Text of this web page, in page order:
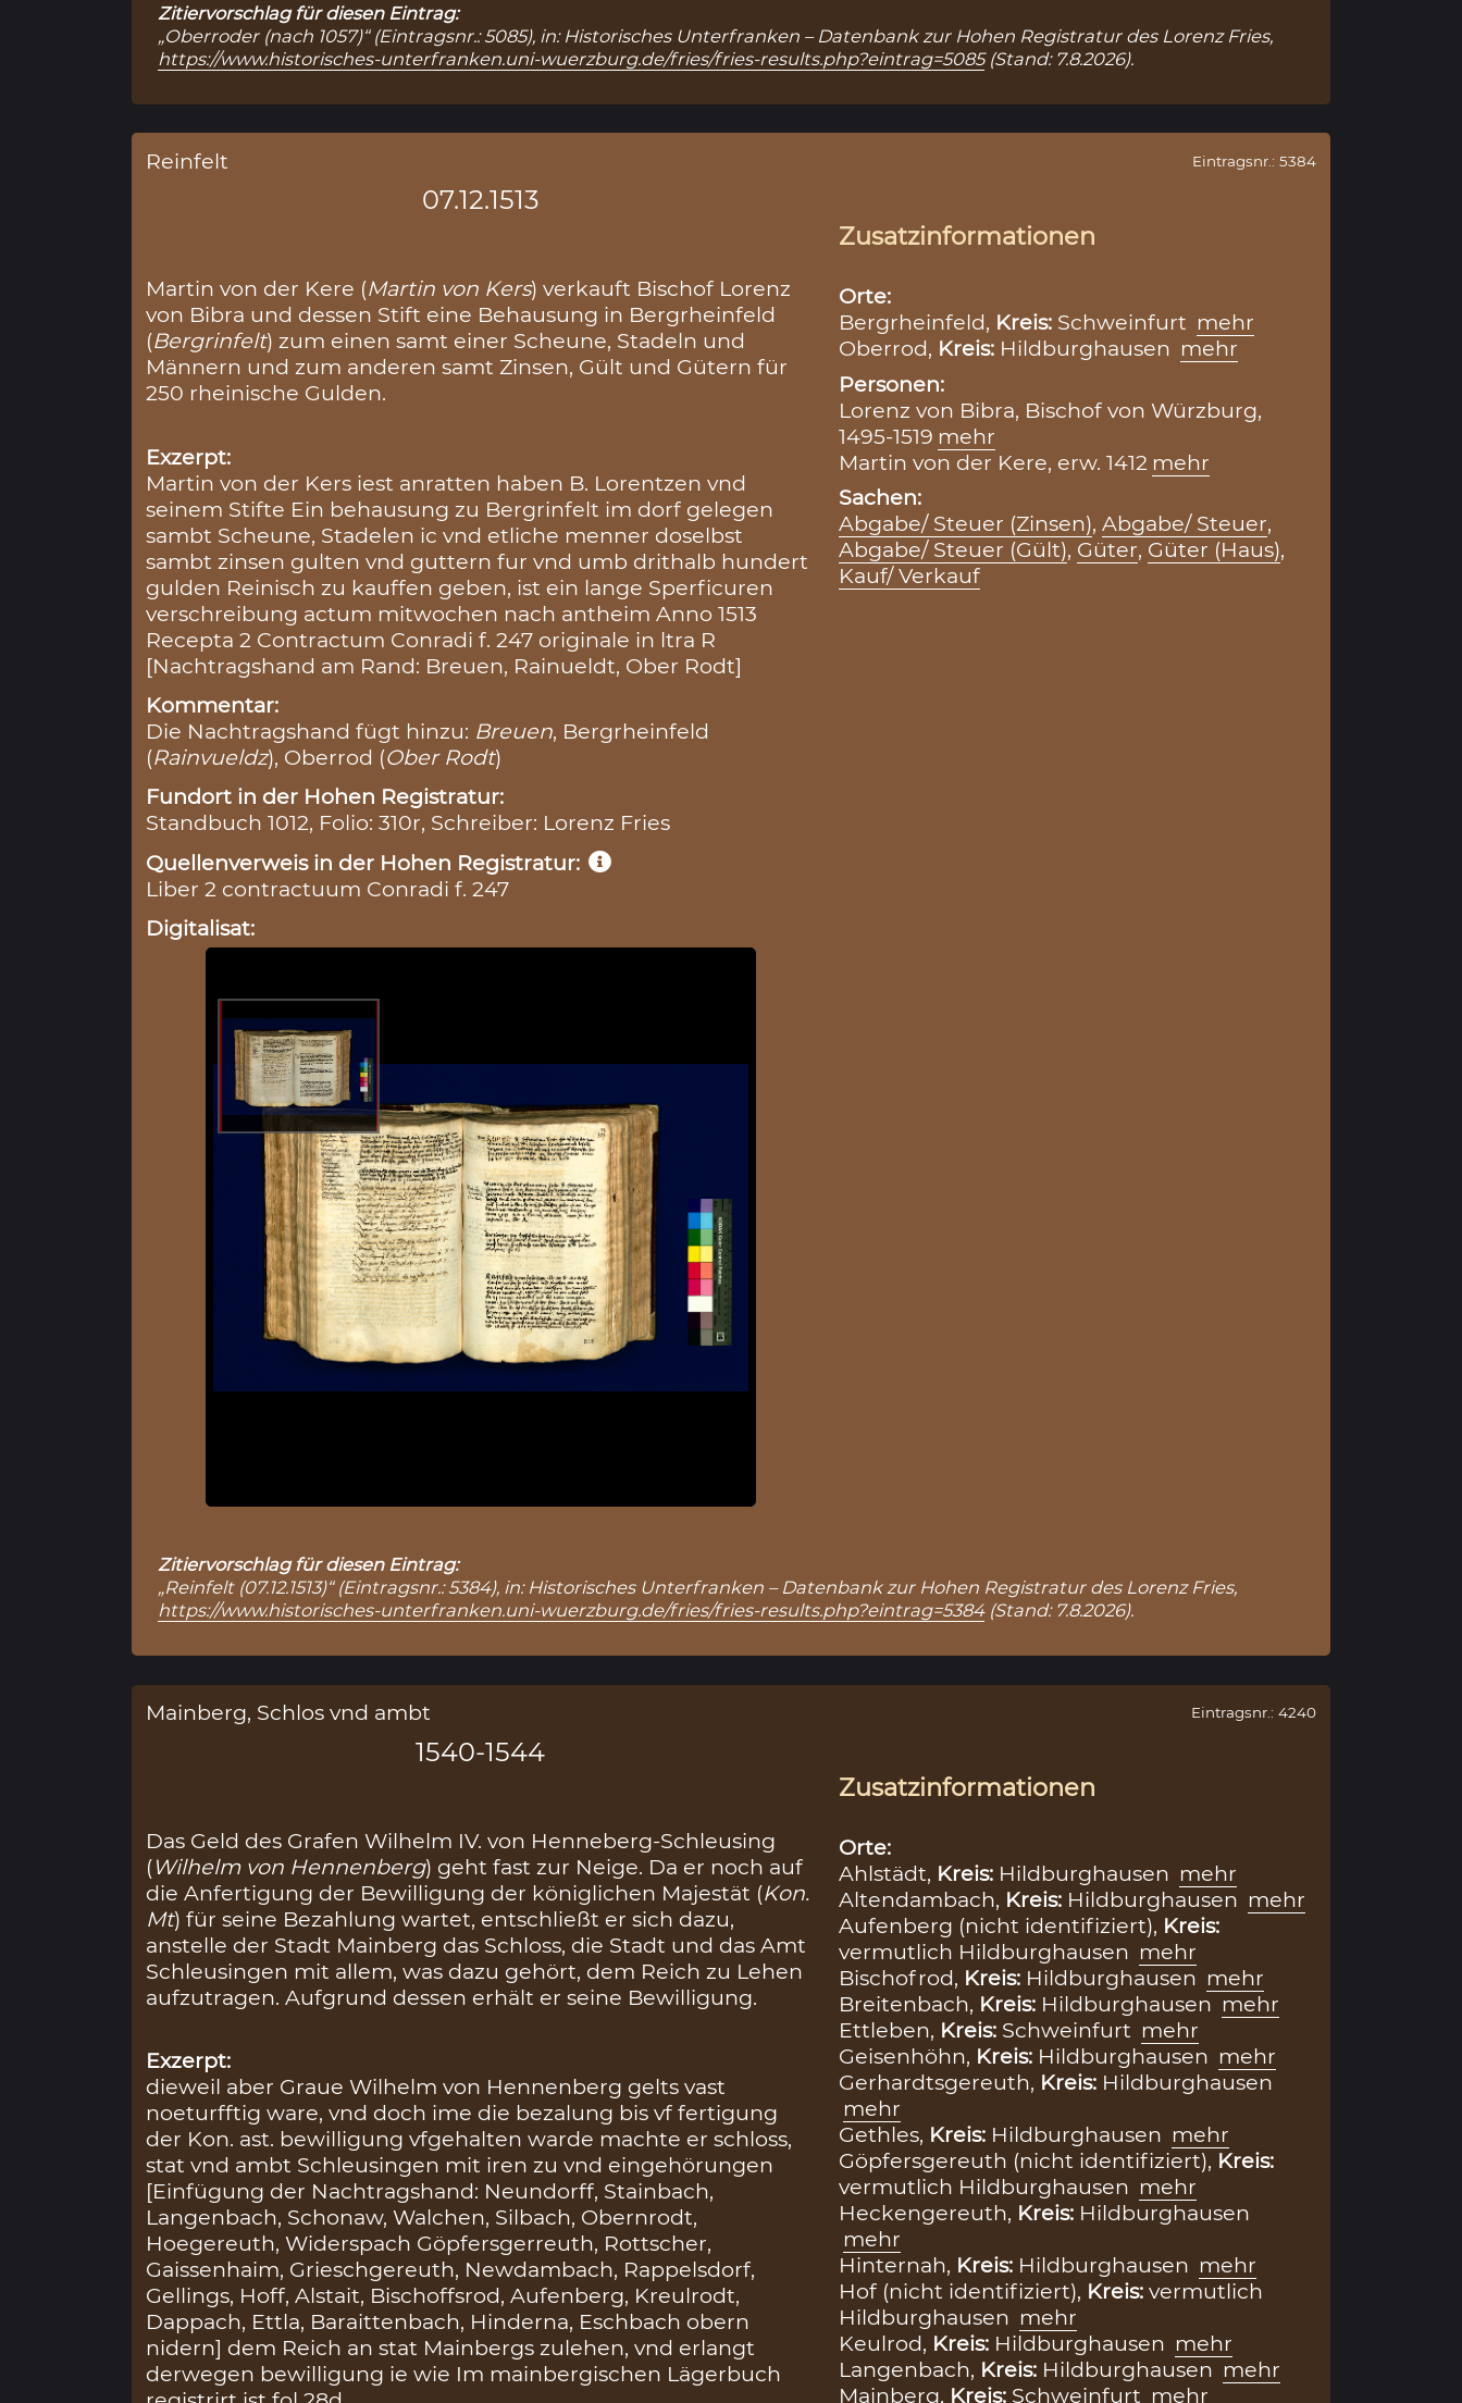
Zitiervorschlag für diesen Eintrag:
„Oberroder (nach 1057)“ (Eintragsnr.: 5085), in: Historisches Unterfranken – Datenbank zur Hohen Registratur des Lorenz Fries,
https://www.historisches-unterfranken.uni-wuerzburg.de/fries/fries-results.php?eintrag=5085(Stand: 7.8.2026).
Reinfelt
07.12.1513
Martin von der Kere (Martin von Kers) verkauft Bischof Lorenz
von Bibra und dessen Stift eine Behausung in Bergrheinfeld
(Bergrinfelt) zum einen samt einer Scheune, Stadeln und
Männern und zum anderen samt Zinsen, Gült und Gütern für
250 rheinische Gulden.
Exzerpt:
Martin von der Kers iest anratten haben B. Lorentzen vnd
seinem Stifte Ein behausung zu Bergrinfelt im dorf gelegen
sambt Scheune, Stadelen ic vnd etliche menner doselbst
sambt zinsen gulten vnd guttern fur vnd umb drithalb hundert
gulden Reinisch zu kauffen geben, ist ein lange Sperficuren
verschreibung actum mitwochen nach antheim Anno 1513
Recepta 2 Contractum Conradi f. 247 originale in ltra R
[Nachtragshand am Rand: Breuen, Rainueldt, Ober Rodt]
Kommentar:
Die Nachtragshand fügt hinzu: Breuen, Bergrheinfeld
(Rainvueldz), Oberrod (Ober Rodt)
Fundort in der Hohen Registratur:
Standbuch 1012, Folio: 310r, Schreiber: Lorenz Fries
Quellenverweis in der Hohen Registratur:
Liber 2 contractuum Conradi f. 247
Digitalisat:
Eintragsnr.: 5384
Zusatzinformationen
Orte:
Bergrheinfeld, Kreis: Schweinfurt mehr
Oberrod, Kreis: Hildburghausen mehr
Personen:
Lorenz von Bibra, Bischof von Würzburg,
1495-1519 mehr
Martin von der Kere, erw. 1412 mehr
Sachen:
Abgabe/ Steuer (Zinsen), Abgabe/ Steuer,
Abgabe/ Steuer (Gült), Güter, Güter (Haus),
Kauf/ Verkauf
Zitiervorschlag für diesen Eintrag:
„Reinfelt (07.12.1513)“ (Eintragsnr.: 5384), in: Historisches Unterfranken – Datenbank zur Hohen Registratur des Lorenz Fries,
https://www.historisches-unterfranken.uni-wuerzburg.de/fries/fries-results.php?eintrag=5384(Stand: 7.8.2026).
Mainberg, Schlos vnd ambt
1540-1544
Das Geld des Grafen Wilhelm IV. von Henneberg-Schleusing
(Wilhelm von Hennenberg) geht fast zur Neige. Da er noch auf
die Anfertigung der Bewilligung der königlichen Majestät (Kon.
Mt) für seine Bezahlung wartet, entschließt er sich dazu,
anstelle der Stadt Mainberg das Schloss, die Stadt und das Amt
Schleusingen mit allem, was dazu gehört, dem Reich zu Lehen
aufzutragen. Aufgrund dessen erhält er seine Bewilligung.
Exzerpt:
dieweil aber Graue Wilhelm von Hennenberg gelts vast
noeturfftig ware, vnd doch ime die bezalung bis vf fertigung
der Kon. ast. bewilligung vfgehalten warde machte er schloss,
stat vnd ambt Schleusingen mit iren zu vnd eingehörungen
[Einfügung der Nachtragshand: Neundorff, Stainbach,
Langenbach, Schonaw, Walchen, Silbach, Obernrodt,
Hoegereuth, Widerspach Göpfersgerreuth, Rottscher,
Gaissenhaim, Grieschgereuth, Newdambach, Rappelsdorf,
Gellings, Hoff, Alstait, Bischoffsrod, Aufenberg, Kreulrodt,
Dappach, Ettla, Baraittenbach, Hinderna, Eschbach obern
nidern] dem Reich an stat Mainbergs zulehen, vnd erlangt
derwegen bewilligung ie wie Im mainbergischen Lägerbuch
Eintragsnr.: 4240
Zusatzinformationen
Orte:
Ahlstädt, Kreis: Hildburghausen mehr
Altendambach, Kreis: Hildburghausen mehr
Aufenberg (nicht identifiziert), Kreis:
vermutlich Hildburghausen mehr
Bischofrod, Kreis: Hildburghausen mehr
Breitenbach, Kreis: Hildburghausen mehr
Ettleben, Kreis: Schweinfurt mehr
Geisenhöhn, Kreis: Hildburghausen mehr
Gerhardtsgereuth, Kreis: Hildburghausen
mehr
Gethles, Kreis: Hildburghausen mehr
Göpfersgereuth (nicht identifiziert), Kreis:
vermutlich Hildburghausen mehr
Heckengereuth, Kreis: Hildburghausen
mehr
Hinternah, Kreis: Hildburghausen mehr
Hof (nicht identifiziert), Kreis: vermutlich
Hildburghausen mehr
Keulrod, Kreis: Hildburghausen mehr
Langenbach, Kreis: Hildburghausen mehr
Mainberg, Kreis: Schweinfurt mehr